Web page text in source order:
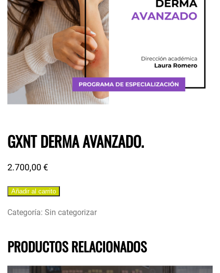
GXNT DERMA AVANZADO.
2.700,00€
Añadir al carrito
Categoría: Sin categorizar
PRODUCTOS RELACIONADOS